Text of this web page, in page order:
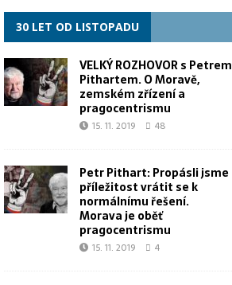
30 LET OD LISTOPADU
VELKÝ ROZHOVOR s Petrem
Pithartem. O Moravě,
zemském zřízení a
pragocentrismu
15. 11. 2019 48
Petr Pithart: Propásli jsme
příležitost vrátit se k
normálnímu řešení.
Morava je oběť
pragocentrismu
15. 11. 2019 4